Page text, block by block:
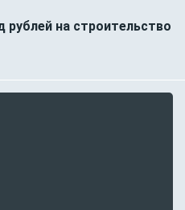
на строительство